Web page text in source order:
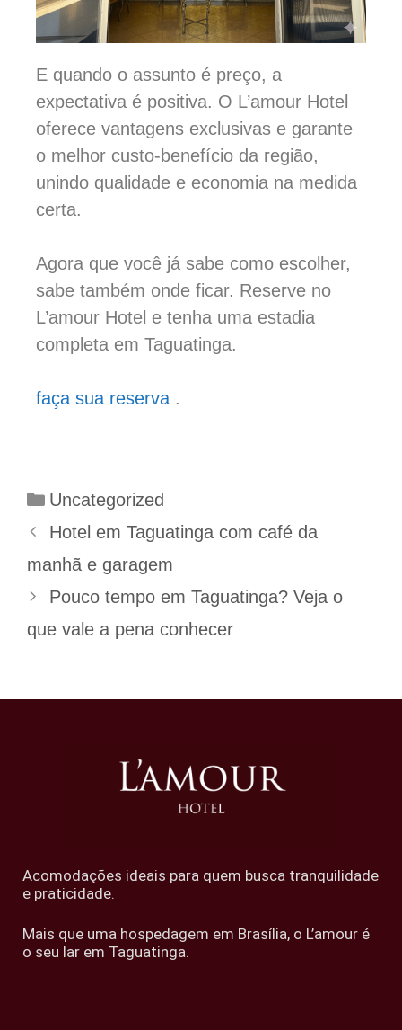
E quando o assunto é preço, a
expectativa é positiva. O L’amour Hotel
oferece vantagens exclusivas e garante
o melhor custo-benefício da região,
unindo qualidade e economia na medida
certa.
Agora que você já sabe como escolher,
sabe também onde ficar. Reserve no
L’amour Hotel e tenha uma estadia
completa em Taguatinga.
faça sua reserva .
Uncategorized
Hotel em Taguatinga com café da
manhã e garagem
Pouco tempo em Taguatinga? Veja o
que vale a pena conhecer
Acomodações ideais para quem busca tranquilidade
e praticidade.
Mais que uma hospedagem em Brasília, o L’amour é
o seu lar em Taguatinga.